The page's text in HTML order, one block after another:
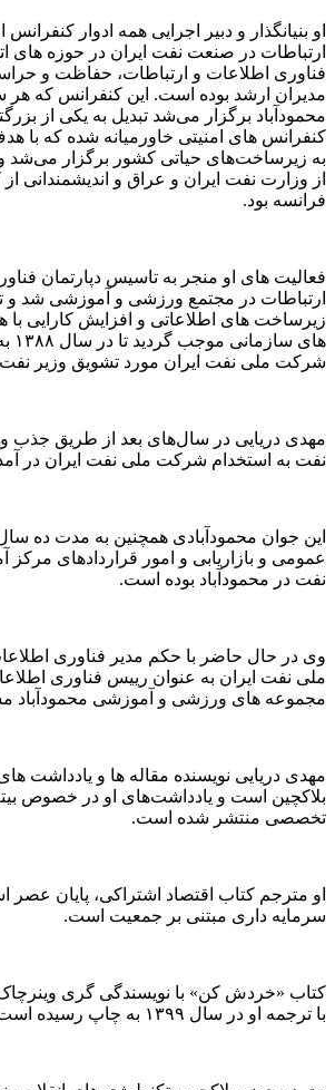
او بنیانگذار و دبیر اجرایی همه ادوار
ارتباطات در صنعت نفت ایران در حوزه های
فناوری اطلاعات و ارتباطات، حفاظت و
مدیران ارشد بوده است. این کنفرانس که هر
محمودآباد برگزار می‌شد تبدیل به یکی از
کنفرانس های امنیتی خاورمیانه شده که با
به زیرساخت‌های حیاتی کشور برگزار می‌شد و
از وزارت نفت ایران و عراق و اندیشمندانی
فرانسه بود.
فعالیت های او منجر به تاسیس دپارتمان
ارتباطات در مجتمع ورزشی و آموزشی شد و
زیرساخت های اطلاعاتی و افزایش کارایی
شرکت ملی نفت ایران مورد تشویق وزیر نفت
مهدی دریایی در سال‌های بعد از طریق جذب
نفت به استخدام شرکت ملی نفت ایران در
این جوان محمودآبادی همچنین به مدت ده
عمومی و بازاریابی و امور قراردادهای
نفت در محمودآباد بوده است.
وی در حال حاضر با حکم مدیر فناوری
ملی نفت ایران به عنوان رییس فناوری
مجموعه های ورزشی و آموزشی محمودآباد
مهدی دریایی نویسنده مقاله ها و یادداشت
بلاکچین است و یادداشت‌های او در خصوص
تخصصی منتشر شده است.
او مترجم کتاب اقتصاد اشتراکی، پایان عصر
سرمایه داری مبتنی بر جمعیت است.
کتاب «خردش کن» با نویسندگی گری
با ترجمه او در سال ۱۳۹۹ به چاپ رسیده است.